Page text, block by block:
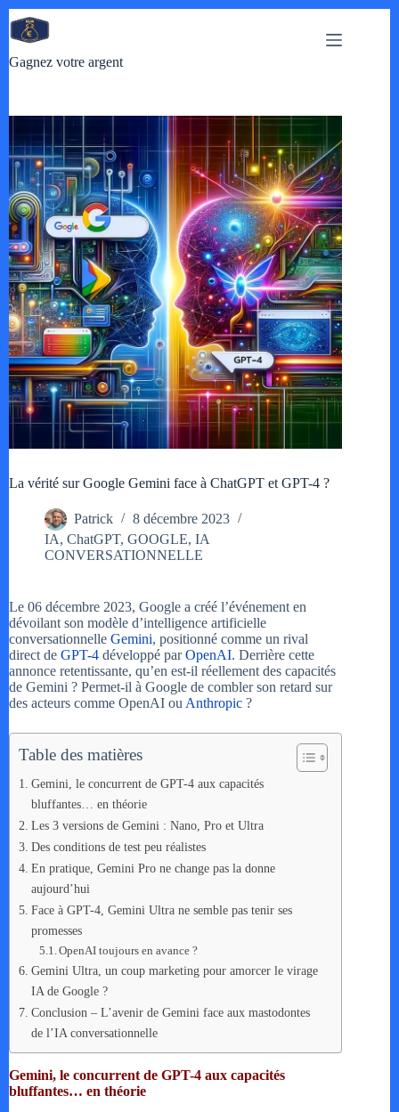
Passer
contenu
Gagnez votre argent
La vérité sur Google Gemini face à ChatGPT et GPT-4 ?
Patrick
8 décembre 2023
IA, ChatGPT, GOOGLE, IA
CONVERSATIONNELLE
Le 06 décembre 2023, Google a créé l’événement en
dévoilant son modèle d’intelligence artificielle
conversationnelle Gemini, positionné comme un rival
direct de GPT-4 développé parOpenAI. Derrière cette
annonce retentissante, qu’en est-il réellement des capacités
de Gemini ? Permet-il à Google de combler son retard sur
des acteurs comme OpenAI ou Anthropic ?
Table des matières
Gemini, le concurrent de GPT-4 aux capacités
bluffantes… en théorie
Les 3 versions de Gemini : Nano, Pro et Ultra
Des conditions de test peu réalistes
En pratique, Gemini Pro ne change pas la donne
aujourd’hui
Face à GPT-4, Gemini Ultra ne semble pas tenir ses
promesses
OpenAI toujours en avance ?
Gemini Ultra, un coup marketing pour amorcer le virage
IA de Google ?
Conclusion – L’avenir de Gemini face aux mastodontes
de l’IA conversationnelle
Gemini, le concurrent de GPT-4 aux capacités
bluffantes… en théorie